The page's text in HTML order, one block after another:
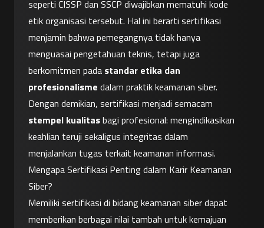
seperti CISSP dan SSCP diwajibkan mematuhi kode
etik organisasi tersebut. Hal ini berarti sertifikasi
menjamin bahwa pemegangnya tidak hanya
menguasai pengetahuan teknis, tetapi juga
berkomitmen pada standar etika dan
profesionalisme dalam praktik keamanan siber.
stempel kualitas bagi profesional: mengindikasikan
keahlian teruji sekaligus integritas dalam
menjalankan tugas terkait keamanan informasi.
Mengapa Sertifikasi Penting dalam Karir Keamanan
Siber?
Memiliki sertifikasi di bidang keamanan siber dapat
memberikan berbagai nilai tambah untuk kemajuan